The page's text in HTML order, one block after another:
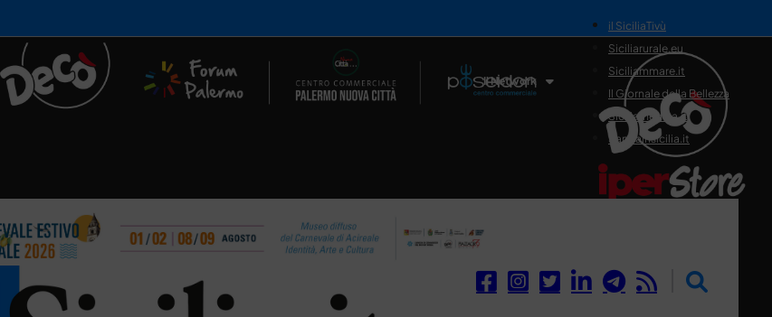
Il Network
il SiciliaTivù
Siciliarurale.eu
Siciliammare.it
Il Giornale della Bellezza
Siciliamedica.it
Sanitainsicilia.it